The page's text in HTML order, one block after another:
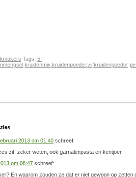
Tags: 5-
,kruidenmix,kruidenpoeder,vijfkruidenpoeder
2013 om 01:40 schreef:
zit, zeker weten, ook garnalenpasta en kentjoer.
om 08:47 schreef:
En waarom zouden ze dat er niet gewoon op zetten